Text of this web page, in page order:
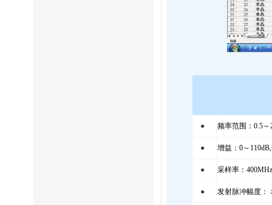
● 频率范围：0.5～
● 增益：0～
● 采样率：400MHz
● 发射脉冲幅度：